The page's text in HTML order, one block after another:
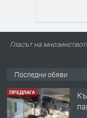
Гласът на
Последни обяви
ПРЕДЛАГА